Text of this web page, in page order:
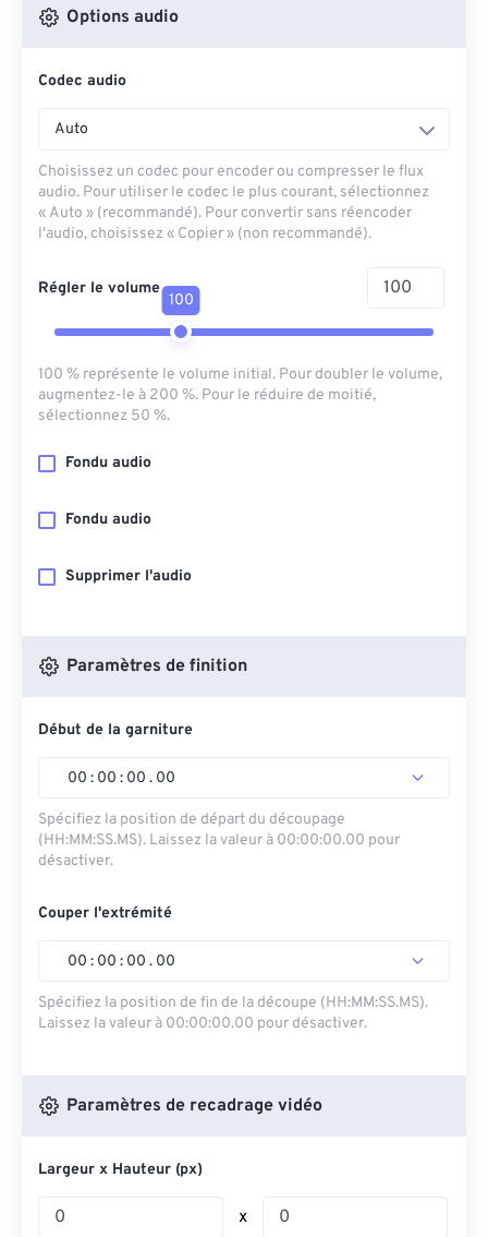
Options audio
Codec audio
Auto
Choisissez un codec pour encoder ou compresser le flux
audio. Pour utiliser le codec le plus courant, sélectionnez
« Auto » (recommandé). Pour convertir sans réencoder
l'audio, choisissez « Copier » (non recommandé).
Régler le volume
100
100 % représente le volume initial. Pour doubler le volume,
augmentez-le à 200 %. Pour le réduire de moitié,
sélectionnez 50 %.
Fondu audio
Fondu audio
Supprimer l'audio
Paramètres de finition
Début de la garniture
00 : 00 : 00 . 00
Spécifiez la position de départ du découpage
(HH:MM:SS.MS). Laissez la valeur à 00:00:00.00 pour
désactiver.
Couper l'extrémité
00 : 00 : 00 . 00
Spécifiez la position de fin de la découpe (HH:MM:SS.MS).
Laissez la valeur à 00:00:00.00 pour désactiver.
Paramètres de recadrage vidéo
Largeur x Hauteur (px)
x